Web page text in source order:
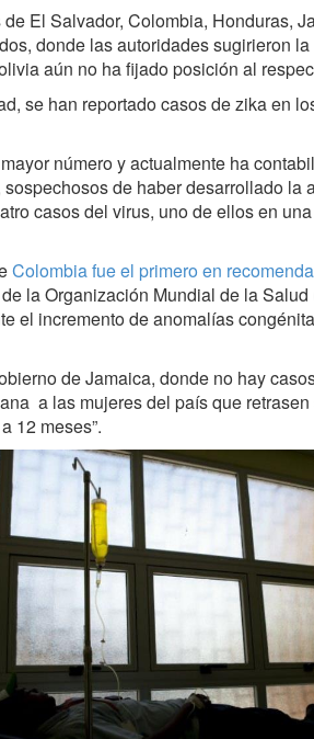
El Salvador, Colombia, Honduras,
donde las autoridades sugirieron
aún no ha fijado posición al
se han reportado casos de zika en
número y actualmente ha
de haber desarrollado la
casos del virus, uno de ellos en
Colombia fue el primero en
la Organización Mundial de la
el incremento de anomalías
de Jamaica, donde no hay
a las mujeres del país que
12 meses”.